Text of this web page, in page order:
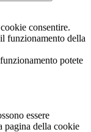
consentire.
funzionamento della
potete
essere
pagina della cookie